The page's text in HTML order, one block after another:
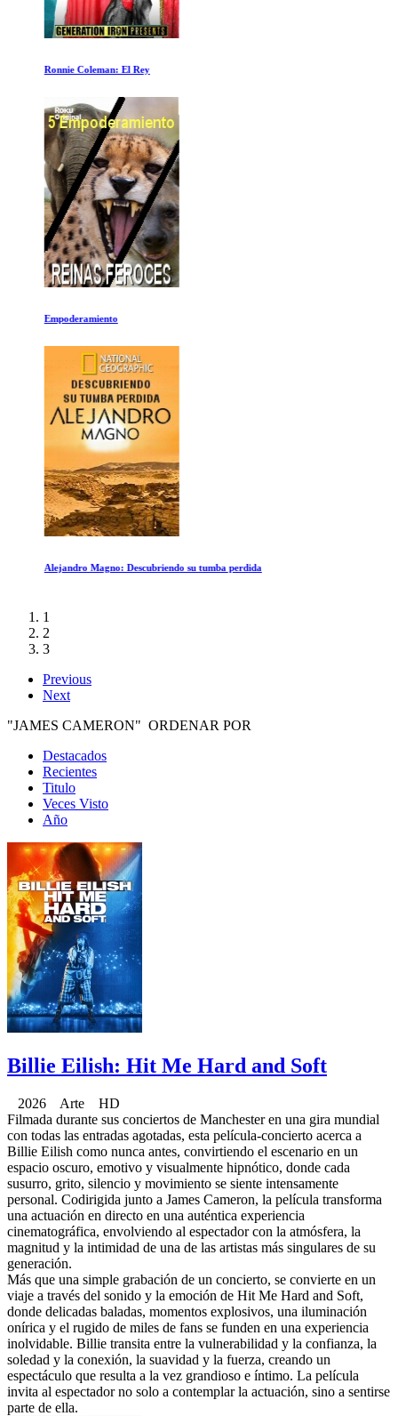
Ronnie Coleman: El Rey
Empoderamiento
Alejandro Magno: Descubriendo su tumba perdida
1
2
3
Previous
Next
"JAMES CAMERON" ORDENAR POR
Destacados
Recientes
Titulo
Veces Visto
Año
Billie Eilish: Hit Me Hard and Soft
2026 Arte HD
Filmada durante sus conciertos de Manchester en una gira mundial
con todas las entradas agotadas, esta película-concierto acerca a
Billie Eilish como nunca antes, convirtiendo el escenario en un
espacio oscuro, emotivo y visualmente hipnótico, donde cada
susurro, grito, silencio y movimiento se siente intensamente
personal. Codirigida junto a James Cameron, la película transforma
una actuación en directo en una auténtica experiencia
cinematográfica, envolviendo al espectador con la atmósfera, la
magnitud y la intimidad de una de las artistas más singulares de su
generación.
Más que una simple grabación de un concierto, se convierte en un
viaje a través del sonido y la emoción de Hit Me Hard and Soft,
donde delicadas baladas, momentos explosivos, una iluminación
onírica y el rugido de miles de fans se funden en una experiencia
inolvidable. Billie transita entre la vulnerabilidad y la confianza, la
soledad y la conexión, la suavidad y la fuerza, creando un
espectáculo que resulta a la vez grandioso e íntimo. La película
invita al espectador no solo a contemplar la actuación, sino a sentirse
parte de ella.